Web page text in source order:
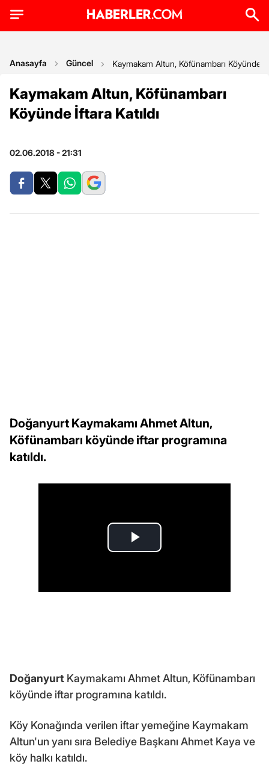
Anasayfa Güncel Kaymakam Altun, Köfünambarı Köyünde
Kaymakam Altun, Köfünambarı
Köyünde İftara Katıldı
02.06.2018 - 21:31
Doğanyurt Kaymakamı Ahmet Altun,
Köfünambarı köyünde iftar programına
katıldı.
Doğanyurt Kaymakamı Ahmet Altun, Köfünambarı
köyünde iftar programına katıldı.
Köy Konağında verilen iftar yemeğine Kaymakam
Altun'un yanı sıra Belediye Başkanı Ahmet Kaya ve
köy halkı katıldı.